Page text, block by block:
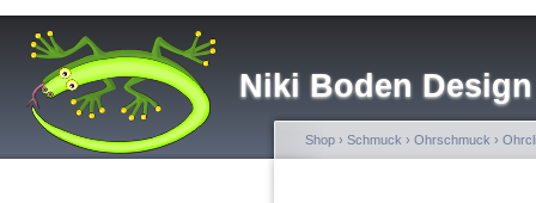
Niki Boden Design
Shop › Schmuck › Ohrschmuck ›